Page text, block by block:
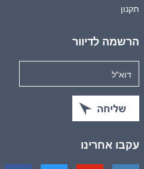
תקנון
הרשמה לדיוור
עקבו אחרינו